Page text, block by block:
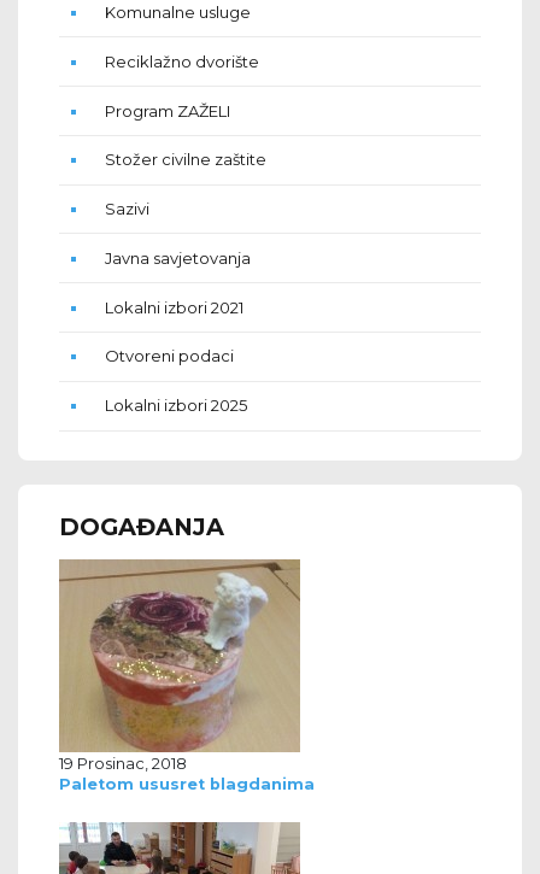
Komunalne usluge
Reciklažno dvorište
Program ZAŽELI
Stožer civilne zaštite
Sazivi
Javna savjetovanja
Lokalni izbori 2021
Otvoreni podaci
Lokalni izbori 2025
DOGAĐANJA
19 Prosinac, 2018
Paletom ususret blagdanima